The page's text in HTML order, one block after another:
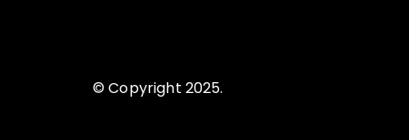
© Copyright 2025.